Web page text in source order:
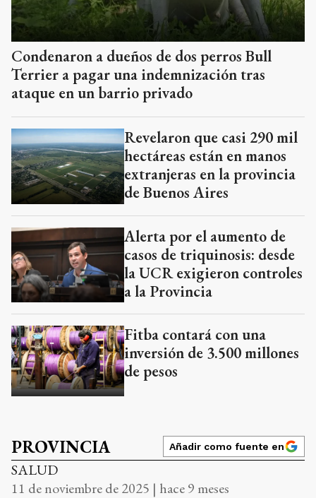
Condenaron a dueños de dos perros Bull
Terrier a pagar una indemnización tras
ataque en un barrio privado
Revelaron que casi 290 mil
hectáreas están en manos
extranjeras en la provincia
de Buenos Aires
Alerta por el aumento de
casos de triquinosis: desde
la UCR exigieron controles
a la Provincia
Fitba contará con una
inversión de 3.500 millones
de pesos
PROVINCIA Añadir como fuente en
SALUD
11 de noviembre de 2025 | hace 9 meses